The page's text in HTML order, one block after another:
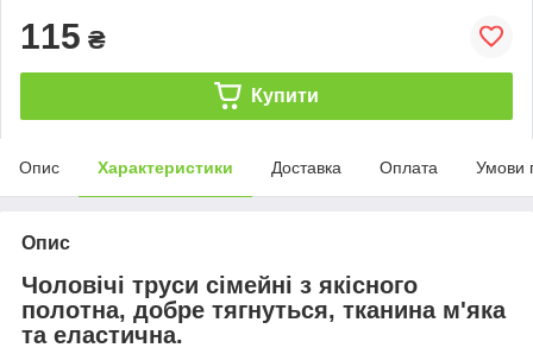
115 ₴
Купити
Опис Характеристики Доставка Оплата Умови
Опис
Чоловічі труси сімейні з якісного
полотна, добре тягнуться, тканина м'яка
та еластична.